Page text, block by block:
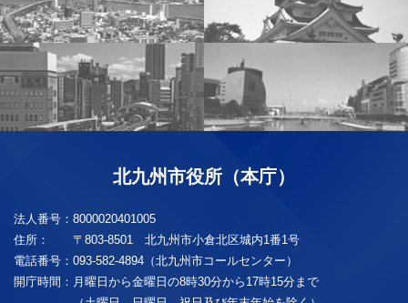
北九州市役所（本庁）
法人番号： 8000020401005
住所：
〒803-8501 北九州市小倉北区城内1番1号
電話番号： 093-582-4894（北九州市コールセンター）
開庁時間： 月曜日から金曜日の8時30分から17時15分まで